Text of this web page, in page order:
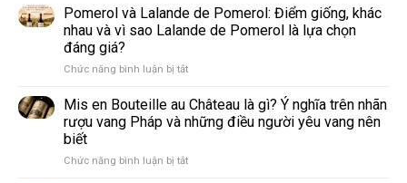
vang
phổ
thế
Và
Sparkling
Wine
Nhau
Thế
Nào?
10
So
Pomerol và Lalande de Pomerol: Điểm giống, khác
nhau và vì sao Lalande de Pomerol là lựa chọn
đáng giá?
Chức năng bình luận bị tắtở
và
Lalande
de
Điểm
Mis en Bouteille au Château là gì? Ý nghĩa trên nhãn
rượu vang Pháp và những điều người yêu vang nên
biết
Chức năng bình luận bị tắtở